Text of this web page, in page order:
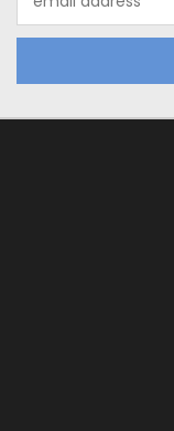
Address